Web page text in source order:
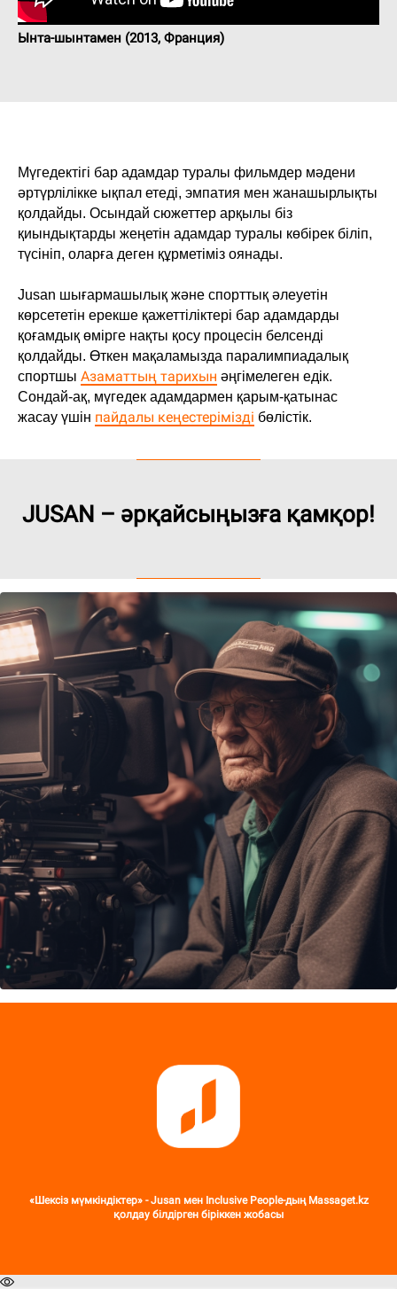
Ынта-шынтамен (2013, Франция)
Мүгедектігі бар адамдар туралы фильмдер мәдени
әртүрлілікке ықпал етеді, эмпатия мен жанашырлықты
қолдайды. Осындай сюжеттер арқылы біз
қиындықтарды жеңетін адамдар туралы көбірек біліп,
түсініп, оларға деген құрметіміз оянады.
Jusan шығармашылық және спорттық әлеуетін
көрсететін ерекше қажеттіліктері бар адамдарды
қоғамдық өмірге нақты қосу процесін белсенді
қолдайды. Өткен мақаламызда паралимпиадалық
спортшы Азаматтың тарихын әңгімелеген едік.
Сондай-ақ, мүгедек адамдармен қарым-қатынас
жасау үшін пайдалы кеңестерімізді бөлістік.
JUSAN – әрқайсыңызға қамқор!
«Шексіз мүмкіндіктер» - Jusan мен Inclusive People-дың Massaget.kz
қолдау білдірген біріккен жобасы